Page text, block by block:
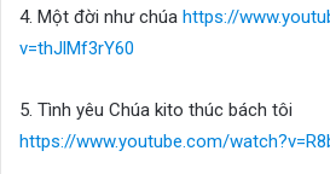
4. Một đời như chúa https://
v=thJlMf3rY60
5. Tình yêu Chúa kito thúc bách tôi
https://www.youtube.com/